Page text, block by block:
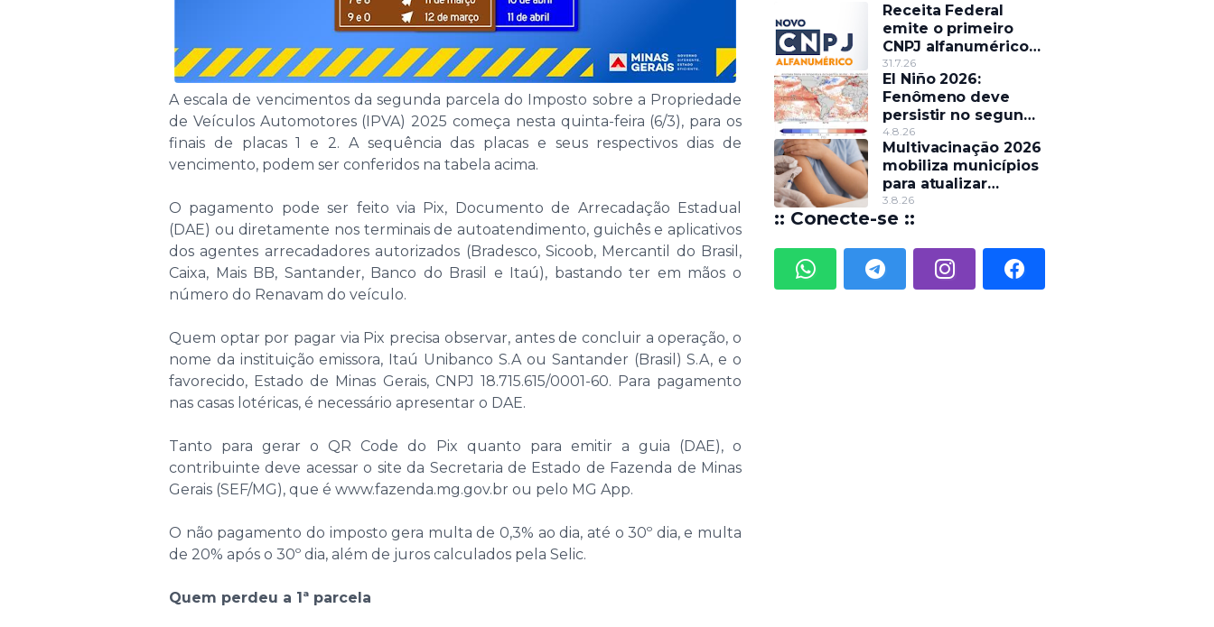
A escala de vencimentos da segunda parcela do Imposto sobre a Propriedade
de Veículos Automotores (IPVA) 2025 começa nesta quinta-feira (6/3), para os
finais de placas 1 e 2. A sequência das placas e seus respectivos dias de
vencimento, podem ser conferidos na tabela acima.
O pagamento pode ser feito via Pix, Documento de Arrecadação Estadual
(DAE) ou diretamente nos terminais de autoatendimento, guichês e aplicativos
dos agentes arrecadadores autorizados (Bradesco, Sicoob, Mercantil do Brasil,
Caixa, Mais BB, Santander, Banco do Brasil e Itaú), bastando ter em mãos o
número do Renavam do veículo.
Quem optar por pagar via Pix precisa observar, antes de concluir a operação, o
nome da instituição emissora, Itaú Unibanco S.A ou Santander (Brasil) S.A, e o
favorecido, Estado de Minas Gerais, CNPJ 18.715.615/0001-60. Para pagamento
nas casas lotéricas, é necessário apresentar o DAE.
Tanto para gerar o QR Code do Pix quanto para emitir a guia (DAE), o
contribuinte deve acessar o site da Secretaria de Estado de Fazenda de Minas
Gerais (SEF/MG), que é www.fazenda.mg.gov.br ou pelo MG App.
O não pagamento do imposto gera multa de 0,3% ao dia, até o 30º dia, e multa
de 20% após o 30º dia, além de juros calculados pela Selic.
Quem perdeu a 1ª parcela
Receita Federal
emite o primeiro
CNPJ alfanumérico
do país
31.7.26
El Niño 2026:
Fenômeno deve
persistir no segundo
semestre e pode
alterar o regime de
chuvas
4.8.26
Multivacinação 2026
mobiliza municípios
para atualizar
caderneta de
crianças e
3.8.26
:: Conecte-se ::